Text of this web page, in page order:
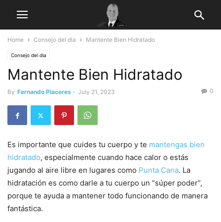
Home Consejo del dia Mantente Bien Hidratado
Consejo del dia
Mantente Bien Hidratado
By Fernando Placeres - July 21, 2023 0
Es importante que cuides tu cuerpo y te mantengas bien
hidratado, especialmente cuando hace calor o estás
jugando al aire libre en lugares como Punta Cana. La
hidratación es como darle a tu cuerpo un “súper poder”,
porque te ayuda a mantener todo funcionando de manera
fantástica.